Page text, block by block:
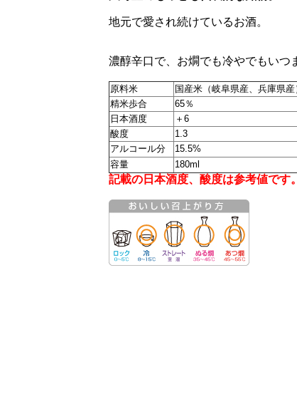
地元で愛され続けているお酒。
濃醇辛口で、お燗でも冷やでもいつ
原料米
国産米（岐阜県産、兵庫県産
精米歩合
65％
日本酒度
＋6
酸度
1.3
アルコール分
15.5%
容量
180ml
記載の日本酒度、酸度は参考値です。